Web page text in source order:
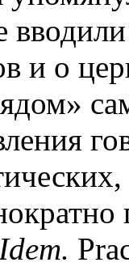
и о
Idem.